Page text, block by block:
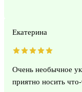
Екатерина
Очень необычное
приятно носить